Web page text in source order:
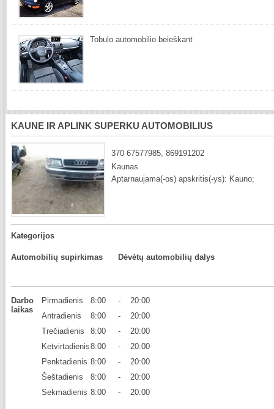
Tobulo automobilio beieškant
KAUNE IR APLINK SUPERKU AUTOMOBILIUS
370 67577985, 869191202
Kaunas
Aptarnaujama(-os) apskritis(-ys): Kauno;
Kategorijos
Automobilių supirkimas Dėvėtų automobilių dalys
Darbo
laikas
Pirmadienis
Antradienis
Trečiadienis
Ketvirtadienis
Penktadienis
Šeštadienis
Sekmadienis
8:00 -
20:00
8:00
-
20:00
8:00
-
20:00
8:00
-
20:00
8:00
-
20:00
8:00
-
20:00
8:00
- 20:00